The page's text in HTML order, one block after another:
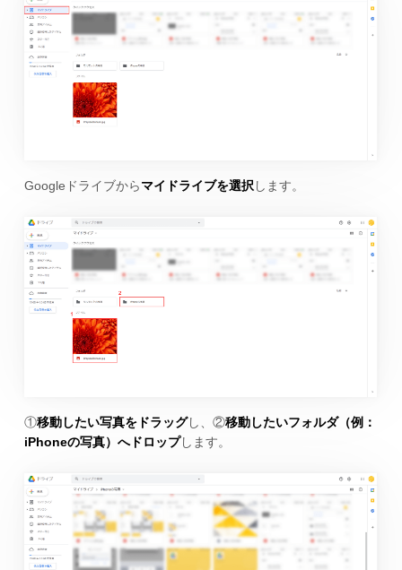
Googleドライブからマイドライブを選択します。
①移動したい写真をドラッグし、②移動したいフォルダ（例：
iPhoneの写真）へドロップします。